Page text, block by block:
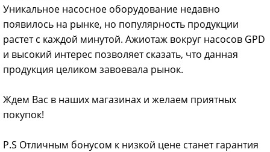
Уникальное насосное оборудование недавно
появилось на рынке, но популярность продукции
растет с каждой минутой. Ажиотаж вокруг насосов GPD
и высокий интерес позволяет сказать, что данная
продукция целиком завоевала рынок.
Ждем Вас в наших магазинах и желаем приятных
покупок!
P.S Отличным бонусом к низкой цене станет гарантия